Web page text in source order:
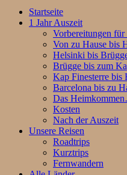
Startseite
1 Jahr Auszeit
Vorbereitungen für
Von zu Hause bis
Helsinki bis
Brügge bis zum
Kap Finesterre bis
Barcelona bis zu
Das
Kosten
Nach der Auszeit
Unsere Reisen
Roadtrips
Kurztrips
Fernwandern